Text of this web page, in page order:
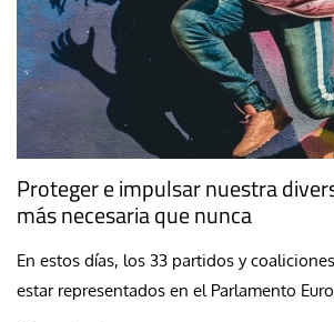
Proteger e impulsar nuestra
más necesaria que nunca
En estos días, los 33 partidos y
estar representados en el Parlamento